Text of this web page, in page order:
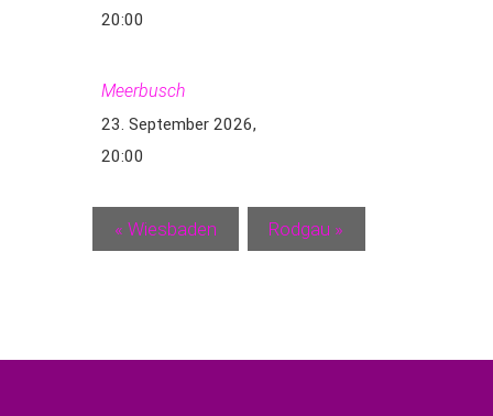
20:00
Meerbusch
23. September 2026,
20:00
« Wiesbaden Rodgau »